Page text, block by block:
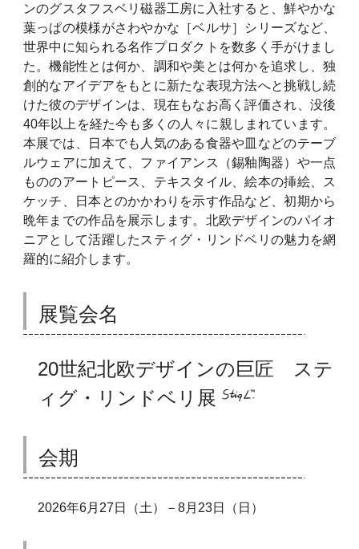
ンのグスタフスベリ磁器工房に入社すると、鮮やかな
葉っぱの模様がさわやかな［ベルサ］シリーズなど、
世界中に知られる名作プロダクトを数多く手がけまし
た。機能性とは何か、調和や美とは何かを追求し、独
創的なアイデアをもとに新たな表現方法へと挑戦し続
けた彼のデザインは、現在もなお高く評価され、没後
40年以上を経た今も多くの人々に親しまれています。
本展では、日本でも人気のある食器や皿などのテーブ
ルウェアに加えて、ファイアンス（錫釉陶器）や一点
もののアートピース、テキスタイル、絵本の挿絵、ス
ケッチ、日本とのかかわりを示す作品など、初期から
晩年までの作品を展示します。北欧デザインのパイオ
ニアとして活躍したスティグ・リンドベリの魅力を網
羅的に紹介します。
展覧会名
20世紀北欧デザインの巨匠 ステ
ィグ・リンドベリ展
会期
2026年6月27日（土）－8月23日（日）